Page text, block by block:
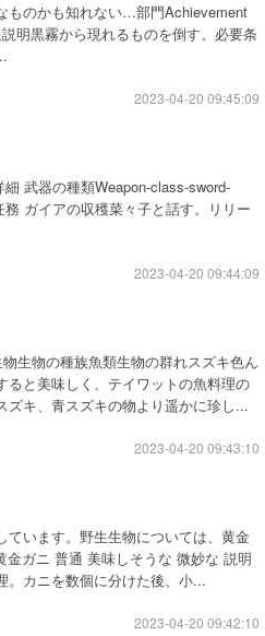
ものかも知れない…部門Achievement
明黒霧から現れるものを倒す。必要条
2023-04-20 09:45:09
武器の種類Weapon-class-sword-
ガイアの収穫菜々子と話す。リリー
2023-04-20 09:44:09
生物の種族魚類生物の群れスズキ色ん
ると美味しく、テイワットの魚料理の
ズキ、青スズキの物より遥かに珍し...
2023-04-20 09:43:10
ています。野生生物については、黄金
ガニ 普通 美味しそうな 微妙な 説明
。カニを数個に分けた後、小...
2023-04-20 09:42:10